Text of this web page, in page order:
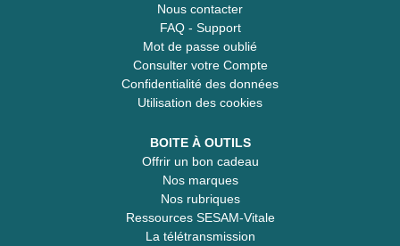
Nous contacter
FAQ - Support
Mot de passe oublié
Consulter votre Compte
Confidentialité des données
Utilisation des cookies
BOITE À OUTILS
Offrir un bon cadeau
Nos marques
Nos rubriques
Ressources SESAM-Vitale
La télétransmission